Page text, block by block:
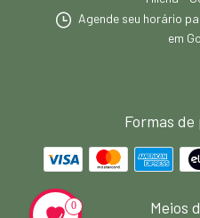
Agende seu horário
em
Formas
Meios
0